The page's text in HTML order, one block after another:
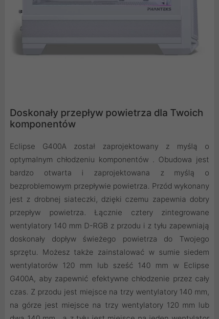
Doskonały przepływ powietrza dla Twoich
komponentów
Eclipse G400A został zaprojektowany z myślą o
optymalnym chłodzeniu komponentów . Obudowa jest
bardzo otwarta i zaprojektowana z myślą o
bezproblemowym przepływie powietrza. Przód wykonany
jest z drobnej siateczki, dzięki czemu zapewnia dobry
przepływ powietrza. Łącznie cztery zintegrowane
wentylatory 140 mm D-RGB z przodu i z tyłu zapewniają
doskonały dopływ świeżego powietrza do Twojego
sprzętu. Możesz także zainstalować w sumie siedem
wentylatorów 120 mm lub sześć 140 mm w Eclipse
G400A, aby zapewnić efektywne chłodzenie przez cały
czas. Z przodu jest miejsce na trzy wentylatory 140 mm,
na górze jest miejsce na trzy wentylatory 120 mm lub